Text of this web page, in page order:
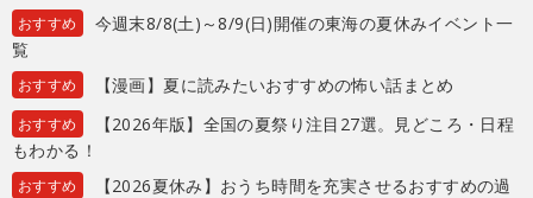
おすすめ
今週末8/8(土)～8/9(日)開催の東海の夏休みイベント一
覧
おすすめ 【漫画】夏に読みたいおすすめの怖い話まとめ
おすすめ
【2026年版】全国の夏祭り注目27選。見どころ・日程
もわかる！
おすすめ
【2026夏休み】おうち時間を充実させるおすすめの過